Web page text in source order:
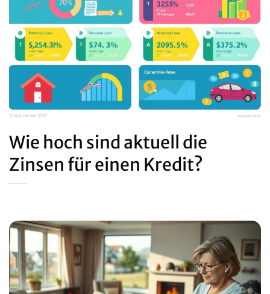
Wie hoch sind aktuell die
Zinsen für einen Kredit?